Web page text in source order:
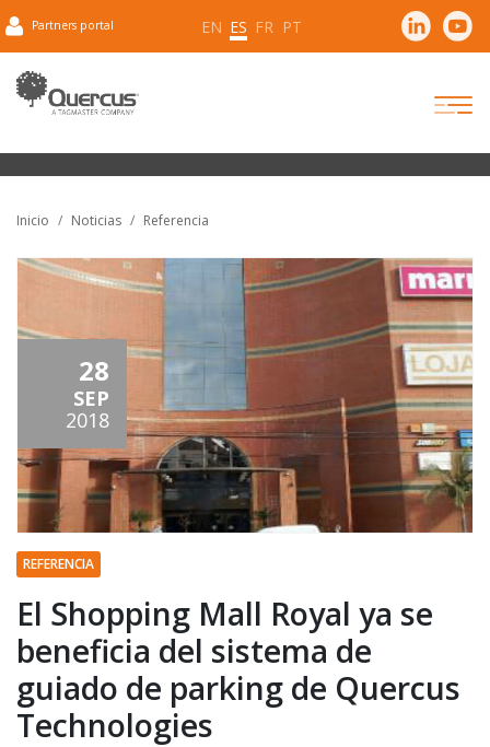
Partners portal EN ES FR PT
Inicio Noticias Referencia
28
SEP
2018
REFERENCIA
El Shopping Mall Royal ya se
beneficia del sistema de
guiado de parking de Quercus
Technologies